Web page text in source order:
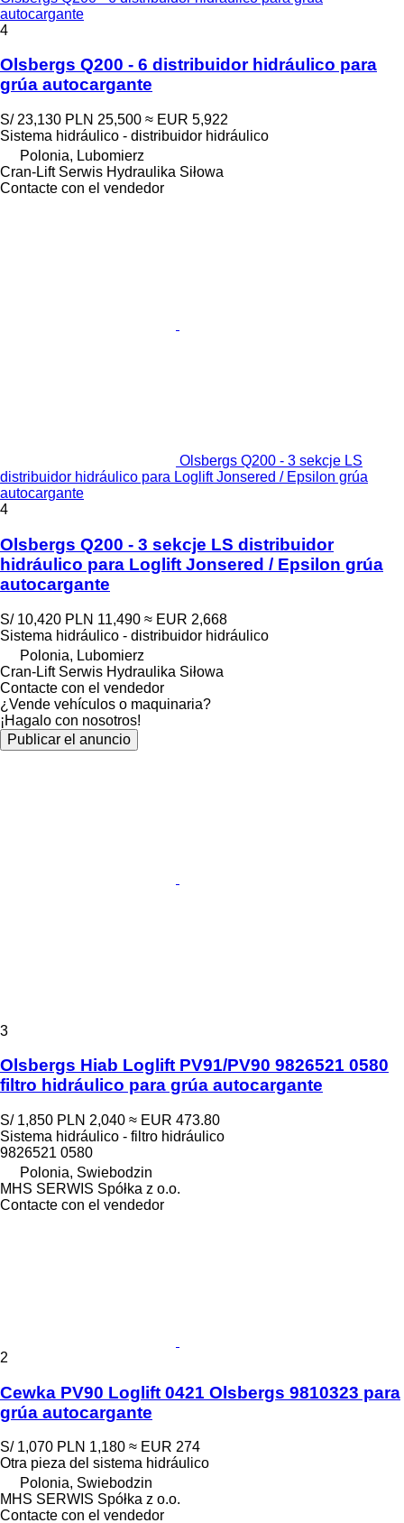
autocargante
4
Olsbergs Q200 - 6 distribuidor hidráulico para
grúa autocargante
S/ 23,130 PLN 25,500 ≈ EUR 5,922
Sistema hidráulico - distribuidor hidráulico
Polonia, Lubomierz
Cran-Lift Serwis Hydraulika Siłowa
Contacte con el vendedor
Olsbergs Q200 - 3 sekcje LS
distribuidor hidráulico para Loglift Jonsered / Epsilon grúa
autocargante
4
Olsbergs Q200 - 3 sekcje LS distribuidor
hidráulico para Loglift Jonsered / Epsilon grúa
autocargante
S/ 10,420 PLN 11,490 ≈ EUR 2,668
Sistema hidráulico - distribuidor hidráulico
Polonia, Lubomierz
Cran-Lift Serwis Hydraulika Siłowa
Contacte con el vendedor
¿Vende vehículos o maquinaria?
¡Hagalo con nosotros!
Publicar el anuncio
3
Olsbergs Hiab Loglift PV91/PV90 9826521 0580
filtro hidráulico para grúa autocargante
S/ 1,850 PLN 2,040 ≈ EUR 473.80
Sistema hidráulico - filtro hidráulico
9826521 0580
Polonia, Swiebodzin
MHS SERWIS Spółka z o.o.
Contacte con el vendedor
2
Cewka PV90 Loglift 0421 Olsbergs 9810323 para
grúa autocargante
S/ 1,070 PLN 1,180 ≈ EUR 274
Otra pieza del sistema hidráulico
Polonia, Swiebodzin
MHS SERWIS Spółka z o.o.
Contacte con el vendedor